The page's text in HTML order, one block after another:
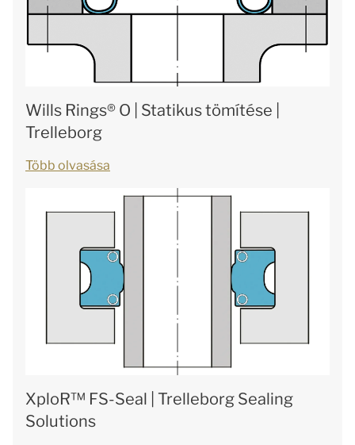
Wills Rings® O | Statikus tömítése |
Trelleborg
Több olvasása
XploR™ FS-Seal | Trelleborg Sealing
Solutions